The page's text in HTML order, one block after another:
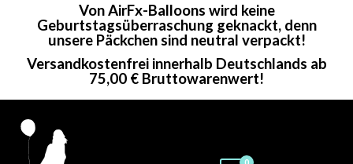
Von AirFx-Balloons wird keine
Geburtstagsüberraschung geknackt, denn
unsere Päckchen sind neutral verpackt!
Versandkostenfrei innerhalb Deutschlands ab
75,00 € Bruttowarenwert!